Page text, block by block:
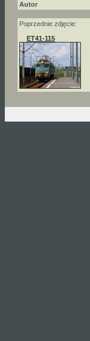
Autor
Poprzednie zdjęcie:
ET41-115